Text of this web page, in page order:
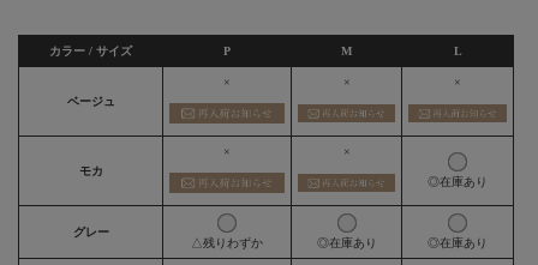
カラー / サイズ P M L
ベージュ
× × ×
モカ
× ×
◎在庫あり
グレー
△残りわずか
◎在庫あり ◎在庫あり